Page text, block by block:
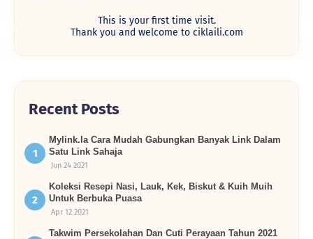
This is your first time visit.
Thank you and welcome to ciklaili.com
Recent Posts
Mylink.la Cara Mudah Gabungkan Banyak Link Dalam
Satu Link Sahaja
Jun 24 2021
Koleksi Resepi Nasi, Lauk, Kek, Biskut & Kuih Muih
Untuk Berbuka Puasa
Apr 12 2021
Takwim Persekolahan Dan Cuti Perayaan Tahun 2021